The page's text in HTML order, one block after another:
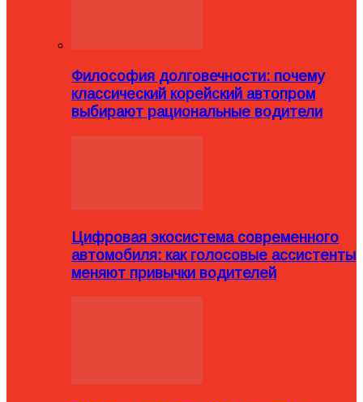
Философия долговечности: почему
классический корейский автопром
выбирают рациональные водители
Цифровая экосистема современного
автомобиля: как голосовые ассистенты
меняют привычки водителей